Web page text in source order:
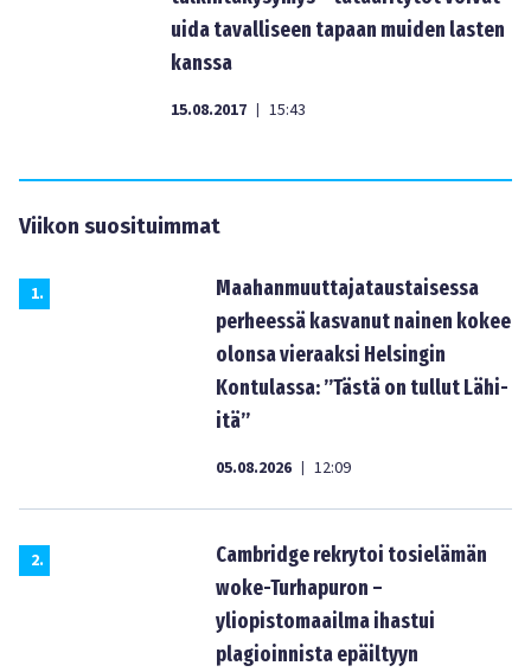
uida tavalliseen tapaan muiden lasten
kanssa
15.08.2017 | 15:43
Viikon suosituimmat
1.
Maahanmuuttajataustaisessa
perheessä kasvanut nainen kokee
olonsa vieraaksi Helsingin
Kontulassa: ”Tästä on tullut Lähi-
itä”
05.08.2026 | 12:09
2.
Cambridge rekrytoi tosielämän
woke-Turhapuron –
yliopistomaailma ihastui
plagioinnista epäiltyyn